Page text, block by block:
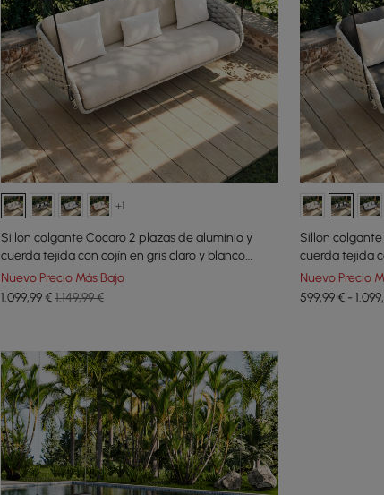
+1
Sillón colgante Cocaro 2 plazas de aluminio y
cuerda tejida con cojín en gris claro y blanco
cálido
Nuevo Precio Más Bajo
1.099,99€ 1.149,99 €
Sillón
cuerda tejida
Nuevo Precio
599,99 € -